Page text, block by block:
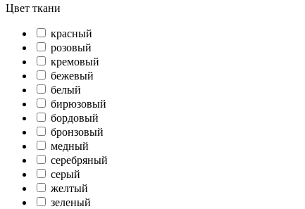
Цвет ткани
красный
розовый
кремовый
бежевый
белый
бирюзовый
бордовый
бронзовый
медный
серебряный
серый
желтый
зеленый